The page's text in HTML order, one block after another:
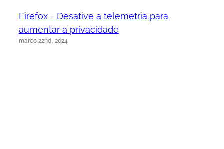
Firefox - Desative a telemetria para
aumentar a privacidade
março 22nd, 2024